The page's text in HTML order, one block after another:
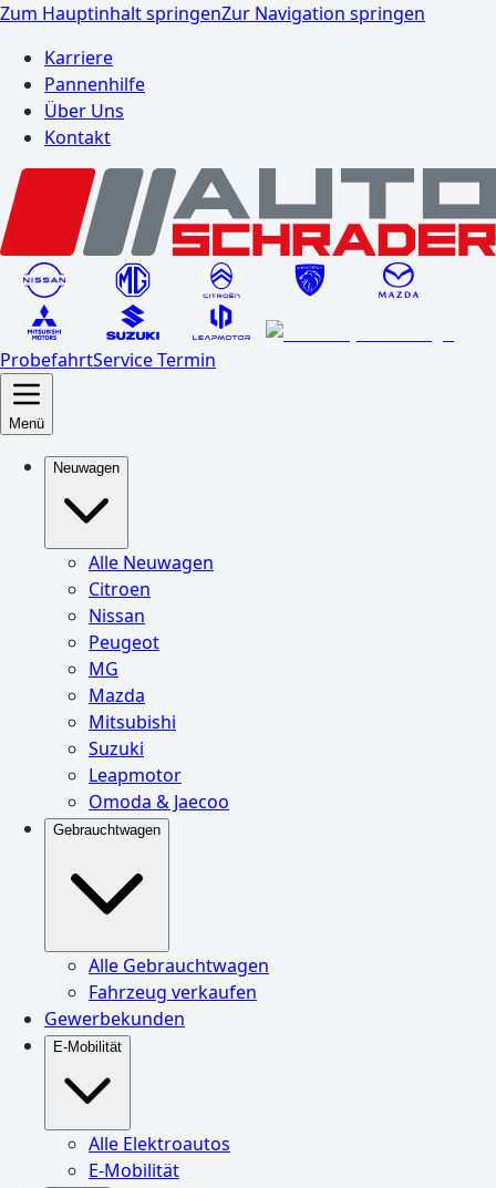
Zum Hauptinhalt springenZur Navigation springen
Karriere
Pannenhilfe
Über Uns
Kontakt
ProbefahrtService Termin
Menü
Neuwagen
Alle Neuwagen
Citroen
Nissan
Peugeot
MG
Mazda
Mitsubishi
Suzuki
Leapmotor
Omoda & Jaecoo
Gebrauchtwagen
Alle Gebrauchtwagen
Fahrzeug verkaufen
Gewerbekunden
E-Mobilität
Alle Elektroautos
E-Mobilität